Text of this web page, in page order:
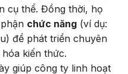
cụ thể. Đồng thời, họ
chức năng (ví dụ:
để phát triển chuyên
kiến thức.
giúp công ty linh hoạt